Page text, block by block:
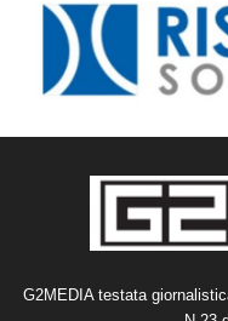
G2MEDIA testata